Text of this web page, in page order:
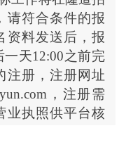
请符合条件的报
资料发送后，报
天12:00之前完
注册，注册网址
，注册需
业执照供平台核